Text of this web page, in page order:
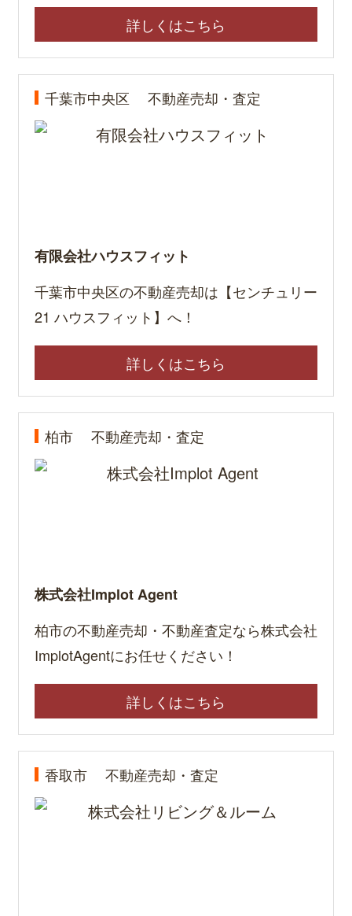
詳しくはこちら
千葉市中央区 不動産売却・査定
有限会社ハウスフィット
千葉市中央区の不動産売却は【センチュリー
21 ハウスフィット】へ！
詳しくはこちら
柏市 不動産売却・査定
株式会社Implot Agent
柏市の不動産売却・不動産査定なら株式会社
ImplotAgentにお任せください！
詳しくはこちら
香取市 不動産売却・査定